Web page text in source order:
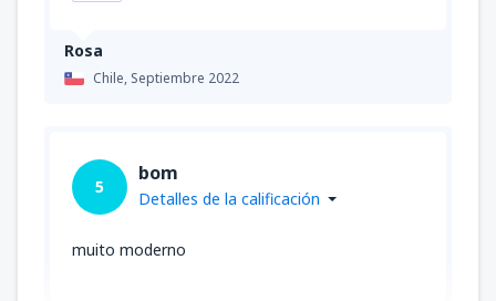
Rosa
Chile, Septiembre 2022
5
bom
Detalles de la calificación
muito moderno